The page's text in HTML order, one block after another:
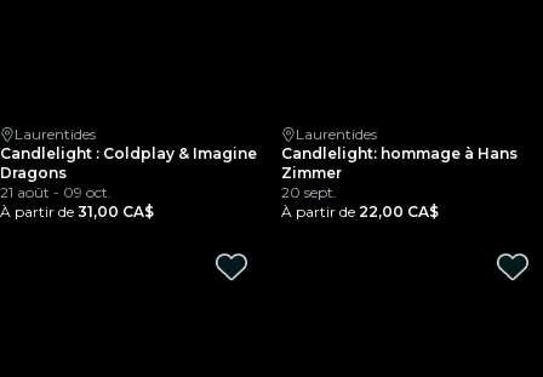
Laurentides
Candlelight : Coldplay & Imagine
Dragons
21 août - 09 oct.
À partir de 31,00 CA$
Laurentides
Candlelight: hommage à Hans
Zimmer
20 sept.
À partir de 22,00 CA$